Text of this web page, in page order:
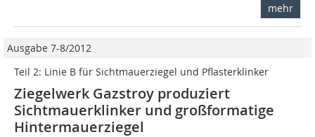
mehr
Ausgabe 7-8/2012
Teil 2: Linie B für Sichtmauerziegel und Pflasterklinker
Ziegelwerk Gazstroy produziert
Sichtmauerklinker und großformatige
Hintermauerziegel